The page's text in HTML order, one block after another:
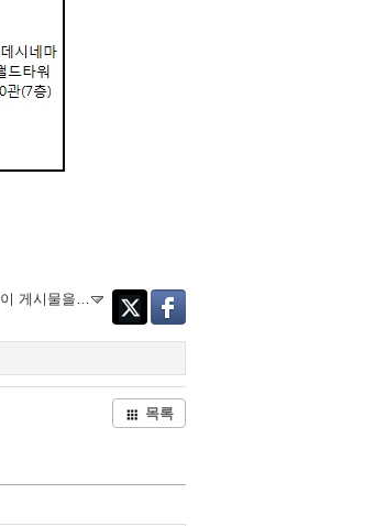
이 게시물을…
TwitterFacebook
목록